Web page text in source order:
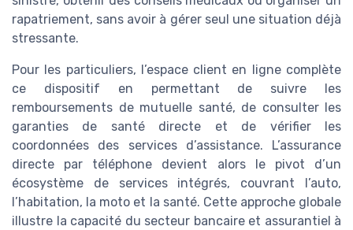
rapatriement, sans avoir à gérer seul une situation déjà
stressante.
Pour les particuliers, l’espace client en ligne complète
ce dispositif en permettant de suivre les
remboursements de mutuelle santé, de consulter les
garanties de santé directe et de vérifier les
coordonnées des services d’assistance. L’assurance
directe par téléphone devient alors le pivot d’un
écosystème de services intégrés, couvrant l’auto,
l’habitation, la moto et la santé. Cette approche globale
illustre la capacité du secteur bancaire et assurantiel à